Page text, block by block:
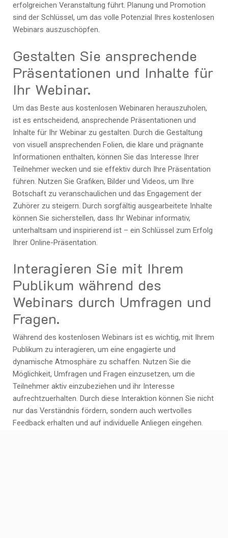
erfolgreichen Veranstaltung führt. Planung und Promotion
sind der Schlüssel, um das volle Potenzial Ihres kostenlosen
Webinars auszuschöpfen.
Gestalten Sie ansprechende
Präsentationen und Inhalte für
Ihr Webinar.
Um das Beste aus kostenlosen Webinaren herauszuholen,
ist es entscheidend, ansprechende Präsentationen und
Inhalte für Ihr Webinar zu gestalten. Durch die Gestaltung
von visuell ansprechenden Folien, die klare und prägnante
Informationen enthalten, können Sie das Interesse Ihrer
Teilnehmer wecken und sie effektiv durch Ihre Präsentation
führen. Nutzen Sie Grafiken, Bilder und Videos, um Ihre
Botschaft zu veranschaulichen und das Engagement der
Zuhörer zu steigern. Durch sorgfältig ausgearbeitete Inhalte
können Sie sicherstellen, dass Ihr Webinar informativ,
unterhaltsam und inspirierend ist – ein Schlüssel zum Erfolg
Ihrer Online-Präsentation.
Interagieren Sie mit Ihrem
Publikum während des
Webinars durch Umfragen und
Fragen.
Während des kostenlosen Webinars ist es wichtig, mit Ihrem
Publikum zu interagieren, um eine engagierte und
dynamische Atmosphäre zu schaffen. Nutzen Sie die
Möglichkeit, Umfragen und Fragen einzusetzen, um die
Teilnehmer aktiv einzubeziehen und ihr Interesse
aufrechtzuerhalten. Durch diese Interaktion können Sie nicht
nur das Verständnis fördern, sondern auch wertvolles
Feedback erhalten und auf individuelle Anliegen eingehen.